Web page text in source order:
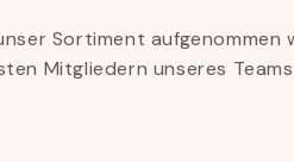
Sortiment
Mitgliedern unseres